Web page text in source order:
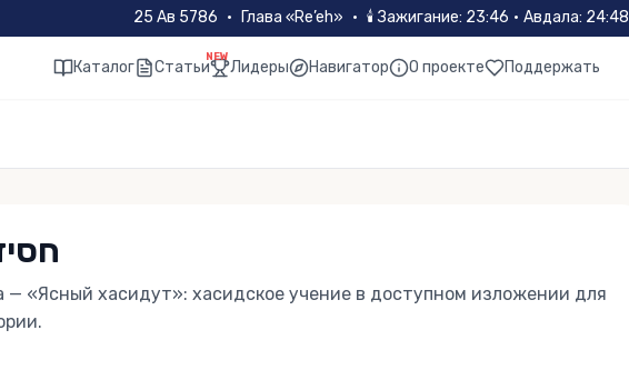
25 Ав 5786 • Глава «Re’eh» • 🕯Зажигание: 23:46 · Авдала: 24:48
Каталог Статьи
NEW
Лидеры Навигатор О проекте Поддержать
— «Ясный хасидут»: хасидское учение в доступном изложении для